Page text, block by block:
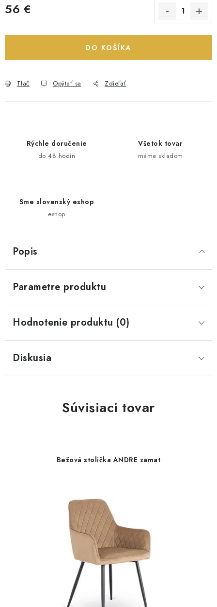
56 €
DO KOŠÍKA
Tlač Opýtať sa Zdieľať
Rýchle doručenie
do 48 hodín
Všetok tovar
máme skladom
Sme slovenský eshop
eshop
Popis
Parametre produktu
Hodnotenie produktu (0)
Diskusia
Súvisiaci tovar
Bežová stolička ANDRE zamat